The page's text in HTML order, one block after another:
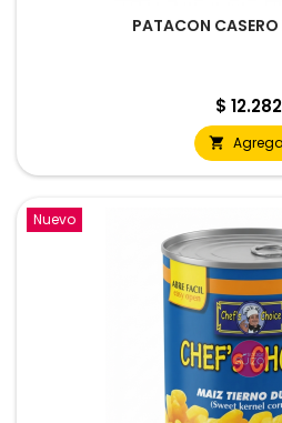
PATACON
Precio
$ 12.282

Nuevo